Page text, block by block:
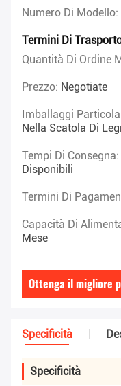
Numero Di Modello:
Termini Di
Quantità Di Ordine
Prezzo: Negotiate
Imballaggi
Nella Scatola Di
Tempi Di Consegna:
Disponibili
Termini Di
Capacità Di
Mese
Ottenga il migliore
Specificità
Specificità